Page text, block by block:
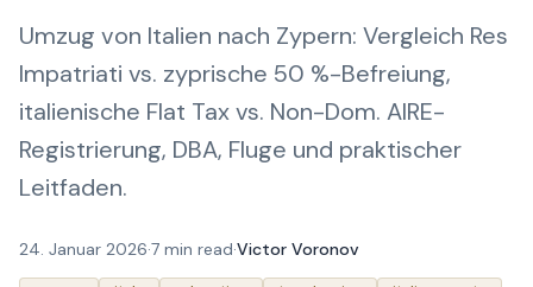
Umzug von Italien nach Zypern: Vergleich Res
Impatriati vs. zyprische 50 %-Befreiung,
italienische Flat Tax vs. Non-Dom. AIRE-
Registrierung, DBA, Fluge und praktischer
Leitfaden.
24. Januar 2026·7 min read·Victor Voronov